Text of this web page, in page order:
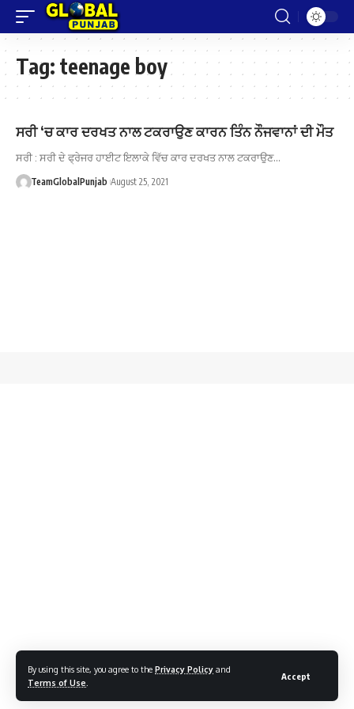
By using this site, you agree to the Privacy Policy and
Terms of Use
Accept
Tag: teenage boy
ਸਰੀ ‘ਚ ਕਾਰ ਦਰਖਤ ਨਾਲ ਟਕਰਾਉਣ ਕਾਰਨ ਤਿੰਨ ਨੌਜਵਾਨਾਂ ਦੀ ਮੌਤ
ਸਰੀ : ਸਰੀ ਦੇ ਫ੍ਰੇਜਰ ਹਾਈਟ ਇਲਾਕੇ ਵਿੱਚ ਕਾਰ ਦਰਖਤ ਨਾਲ ਟਕਰਾਉਣ…
TeamGlobalPunjab August 25, 2021